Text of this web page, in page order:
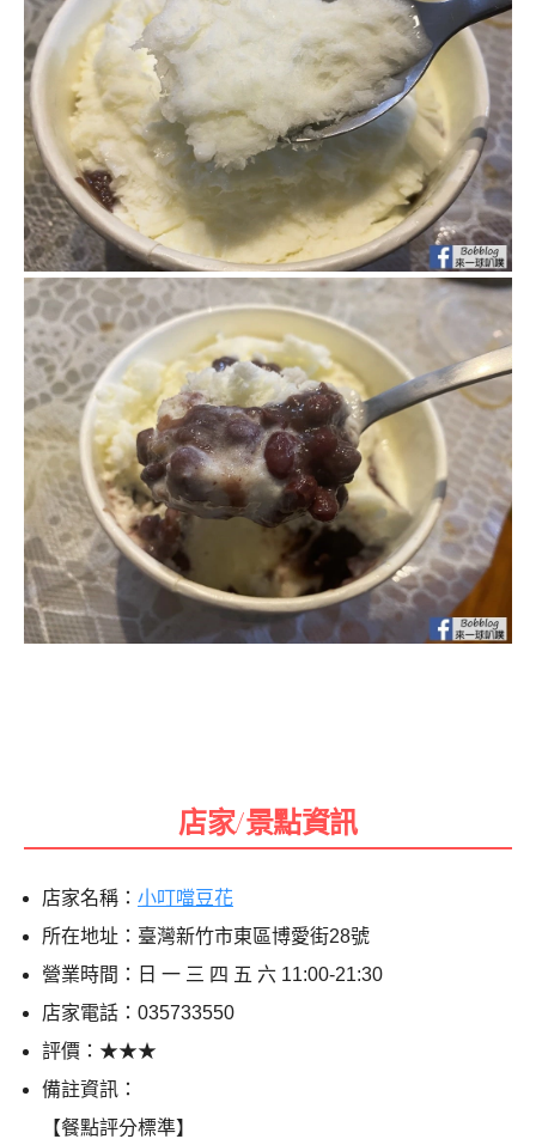
店家/景點資訊
店家名稱： 小叮噹豆花
所在地址：臺灣新竹市東區博愛街28號
營業時間：日 一 三 四 五 六 11:00-21:30
店家電話：035733550
評價：★★★
備註資訊：
【餐點評分標準】